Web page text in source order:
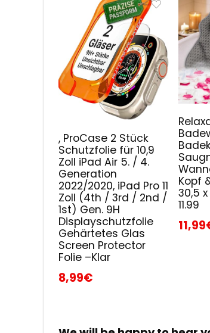
, ProCase 2 Stück
Schutzfolie für 10,9
Zoll iPad Air 5. / 4.
Generation
2022/2020, iPad Pro 11
Zoll (4th / 3rd / 2nd /
1st) Gen. 9H
Displayschutzfolie
Gehärtetes Glas
Screen Protector
Folie –Klar
8,99€
Kopf
30,5
11.99